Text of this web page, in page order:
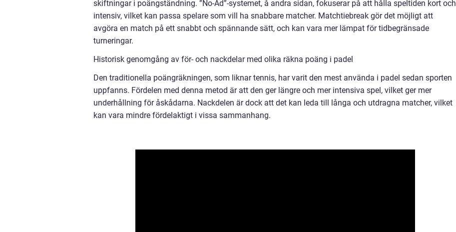
skiftningar i poängständning. ”No-Ad”-systemet, å andra sidan, fokuserar på att hålla speltiden kort och
intensiv, vilket kan passa spelare som vill ha snabbare matcher. Matchtiebreak gör det möjligt att
avgöra en match på ett snabbt och spännande sätt, och kan vara mer lämpat för tidbegränsade
turneringar.
Historisk genomgång av för- och nackdelar med olika räkna poäng i padel
Den traditionella poängräkningen, som liknar tennis, har varit den mest använda i padel sedan sporten
uppfanns. Fördelen med denna metod är att den ger längre och mer intensiva spel, vilket ger mer
underhållning för åskådarna. Nackdelen är dock att det kan leda till långa och utdragna matcher, vilket
kan vara mindre fördelaktigt i vissa sammanhang.